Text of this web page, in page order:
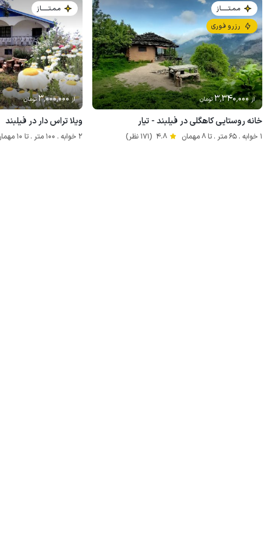
مـمـتــــــاز
رزرو فوری
از 3٬340٬000تومان
خانه روستایی کاهگلی در فیلبند - تیار
1 خوابه . 65 متر . تا 8 مهمان 4.8 (171 نظر)
مـمـتــــــاز
از 3٬000٬000تومان
ویلا تراس دار در فیلبند
2 خوابه . 100 متر . تا 10 مهمان